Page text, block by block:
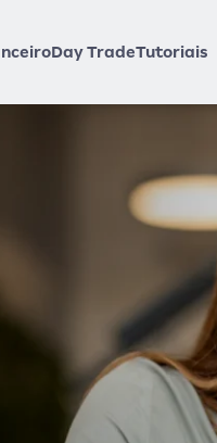
Day TradeTutoriais